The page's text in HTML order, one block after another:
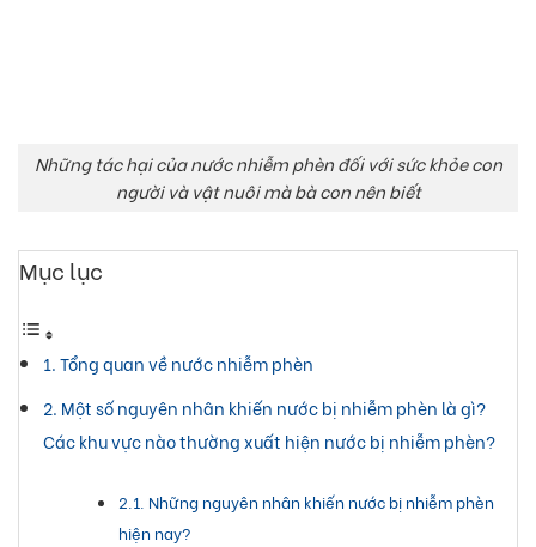
Những tác hại của nước nhiễm phèn đối với sức khỏe con
người và vật nuôi mà bà con nên biết
Mục lục
Tổng quan về nước nhiễm phèn
Một số nguyên nhân khiến nước bị nhiễm phèn là gì?
Các khu vực nào thường xuất hiện nước bị nhiễm phèn?
Những nguyên nhân khiến nước bị nhiễm phèn
hiện nay?